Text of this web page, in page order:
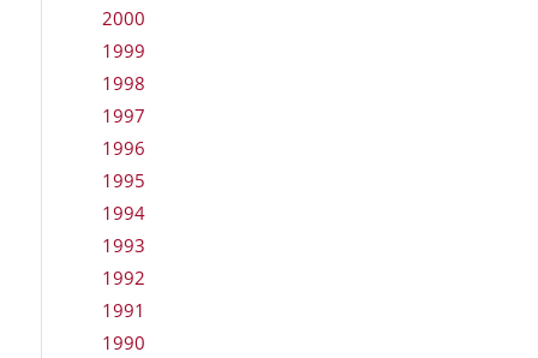
2000
1999
1998
1997
1996
1995
1994
1993
1992
1991
1990